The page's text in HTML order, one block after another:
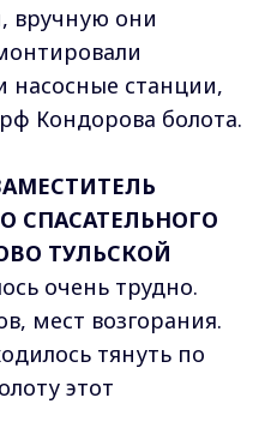
вручную они
насосные станции,
Кондорова болота.
СПАСАТЕЛЬНОГО
ТУЛЬСКОЙ
очень трудно.
мест возгорания.
тянуть по
этот